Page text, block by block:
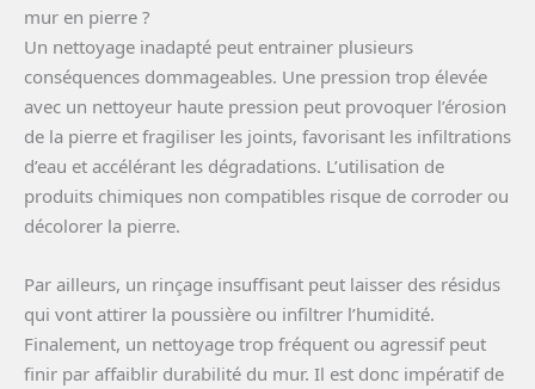
mur en pierre ?
Un nettoyage inadapté peut entrainer plusieurs
conséquences dommageables. Une pression trop élevée
avec un nettoyeur haute pression peut provoquer l’érosion
de la pierre et fragiliser les joints, favorisant les infiltrations
d’eau et accélérant les dégradations. L’utilisation de
produits chimiques non compatibles risque de corroder ou
décolorer la pierre.
Par ailleurs, un rinçage insuffisant peut laisser des résidus
qui vont attirer la poussière ou infiltrer l’humidité.
Finalement, un nettoyage trop fréquent ou agressif peut
finir par affaiblir durabilité du mur. Il est donc impératif de